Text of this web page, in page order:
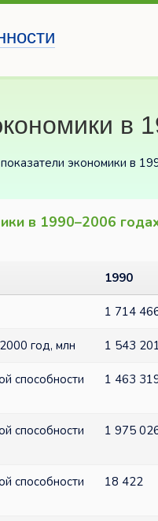
в
экономики в
в 1990–2006
1990
1 714
год, млн 1 543
способности
1 463
способности
1 975
способности
18 422